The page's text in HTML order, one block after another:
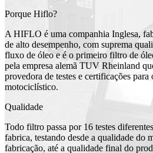
Porque Hiflo?
A HIFLO é uma companhia Inglesa,
de alto desempenho, com suprema
fluxo de óleo e é o primeiro filtro de
pela empresa alemã TUV Rheinland
provedora de testes e certificações
motociclístico.
Qualidade
Todo filtro passa por 16 testes
fabrica, testando desde a qualidade do
fabricação, até a qualidade final do